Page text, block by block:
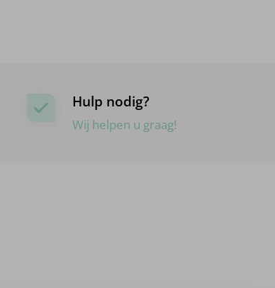
Hulp nodig?
Wij helpen u graag!